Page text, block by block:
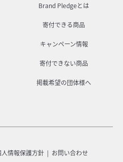
Brand Pledgeとは
寄付できる商品
キャンペーン情報
寄付できない商品
掲載希望の団体様へ
人情報保護方針 お問い合わせ